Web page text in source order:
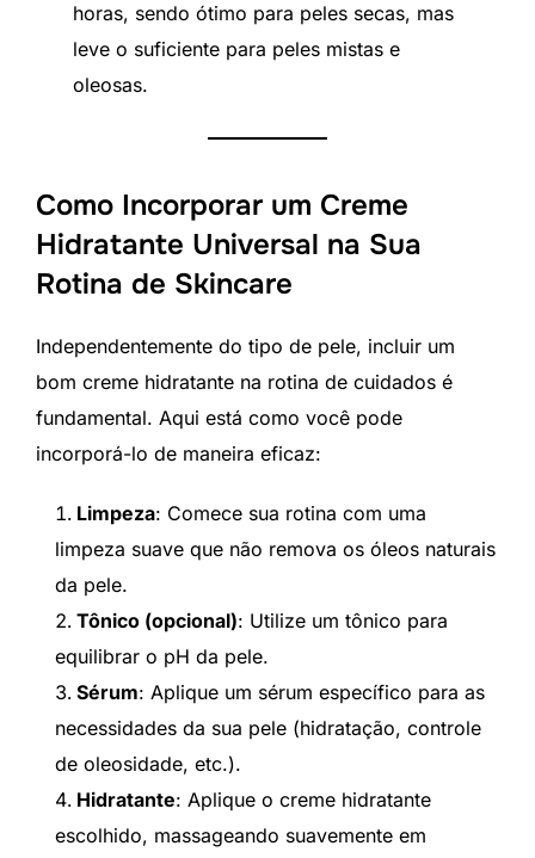
horas, sendo ótimo para peles secas, mas
leve o suficiente para peles mistas e
oleosas.
Como Incorporar um Creme
Hidratante Universal na Sua
Rotina de Skincare
Independentemente do tipo de pele, incluir um
bom creme hidratante na rotina de cuidados é
fundamental. Aqui está como você pode
incorporá-lo de maneira eficaz:
Limpeza: Comece sua rotina com uma
limpeza suave que não remova os óleos naturais
da pele.
Tônico (opcional): Utilize um tônico para
equilibrar o pH da pele.
Sérum: Aplique um sérum específico para as
necessidades da sua pele (hidratação, controle
de oleosidade, etc.).
Hidratante: Aplique o creme hidratante
escolhido, massageando suavemente em